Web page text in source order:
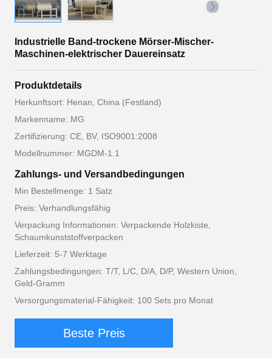
Industrielle Band-trockene Mörser-Mischer-
Maschinen-elektrischer Dauereinsatz
Produktdetails
Herkunftsort: Henan, China (Festland)
Markenname: MG
Zertifizierung: CE, BV, ISO9001:2008
Modellnummer: MGDM-1.1
Zahlungs- und Versandbedingungen
Min Bestellmenge: 1 Satz
Preis: Verhandlungsfähig
Verpackung Informationen: Verpackende Holzkiste,
Schaumkunststoffverpacken
Lieferzeit: 5-7 Werktage
Zahlungsbedingungen: T/T, L/C, D/A, D/P, Western Union,
Geld-Gramm
Versorgungsmaterial-Fähigkeit: 100 Sets pro Monat
Beste Preis